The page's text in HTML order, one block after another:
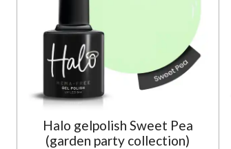
Halo gelpolish Sweet Pea
(garden party collection)